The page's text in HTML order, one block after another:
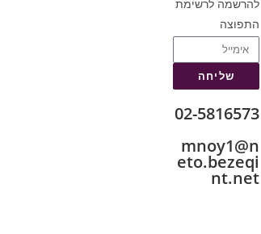
להרשמה לרשימת
התפוצה
שליחה
02-5816573
mnoy1@n
eto.bezeqi
nt.net